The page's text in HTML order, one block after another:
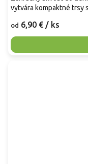
od 6,90 € / ks
vytvára kompaktné trsy